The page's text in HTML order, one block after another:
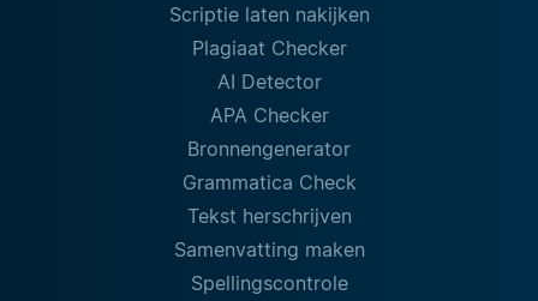
Scriptie laten nakijken
Plagiaat Checker
AI Detector
APA Checker
Bronnengenerator
Grammatica Check
Tekst herschrijven
Samenvatting maken
Spellingscontrole